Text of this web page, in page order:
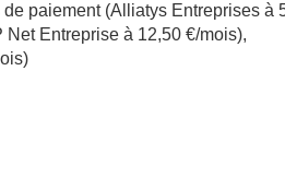
paiement (Alliatys Entreprises à
Entreprise à 12,50 €/mois),